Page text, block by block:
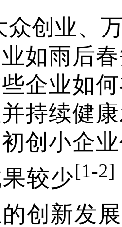
众创业、
如雨后
企业如
持续健
创小企
较少[1-2]
创新发